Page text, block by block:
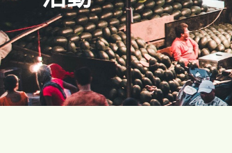
g
e
m
e
n
u